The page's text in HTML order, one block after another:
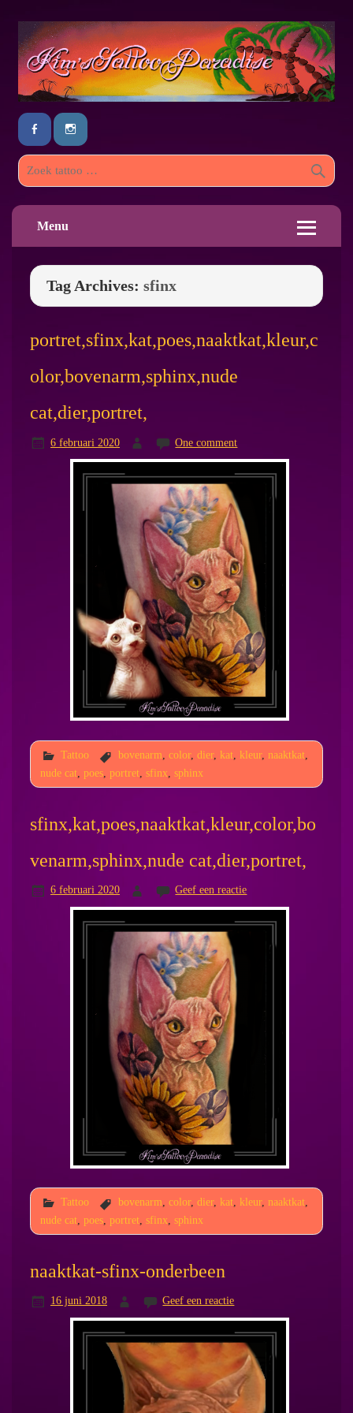
Menu
Tag Archives: sfinx
portret,sfinx,kat,poes,naaktkat,kleur,c
olor,bovenarm,sphinx,nude
cat,dier,portret,
6 februari 2020 One comment
Tattoo bovenarm color, dier, kat, kleur, naaktkat,
nude cat, poes, portret, sfinx sphinx
sfinx,kat,poes,naaktkat,kleur,color,bo
venarm,sphinx,nude cat,dier,portret,
6 februari 2020 Geef een reactie
Tattoo bovenarm, color, dier, kat, kleur, naaktkat,
nude cat, poes, portret, sfinx sphinx
naaktkat-sfinx-onderbeen
16 juni 2018 Geef een reactie